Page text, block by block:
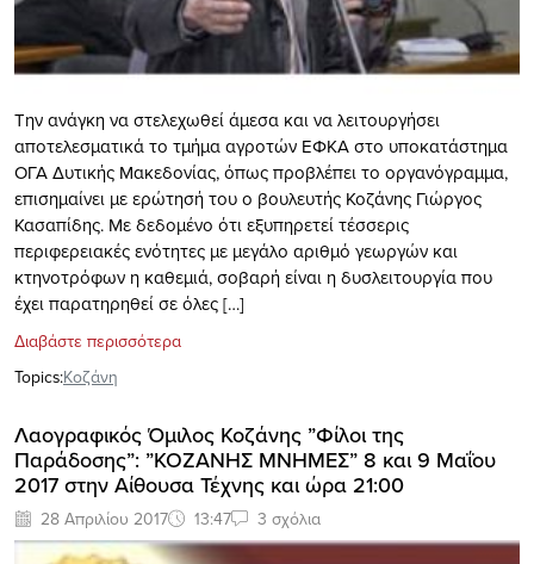
Την ανάγκη να στελεχωθεί άμεσα και να λειτουργήσει
αποτελεσματικά το τμήμα αγροτών ΕΦΚΑ στο υποκατάστημα
ΟΓΑ Δυτικής Μακεδονίας, όπως προβλέπει το οργανόγραμμα,
επισημαίνει με ερώτησή του ο βουλευτής Κοζάνης Γιώργος
Κασαπίδης. Με δεδομένο ότι εξυπηρετεί τέσσερις
περιφερειακές ενότητες με μεγάλο αριθμό γεωργών και
κτηνοτρόφων η καθεμιά, σοβαρή είναι η δυσλειτουργία που
έχει παρατηρηθεί σε όλες […]
Διαβάστε περισσότερα
Topics:Κοζάνη
Λαογραφικός Όμιλος Κοζάνης ”Φίλοι της
Παράδοσης”: ”ΚΟΖΑΝΗΣ ΜΝΗΜΕΣ” 8 και 9 Μαΐου
2017 στην Αίθουσα Τέχνης και ώρα 21:00
28 Απριλίου 2017 13:47 3 σχόλια